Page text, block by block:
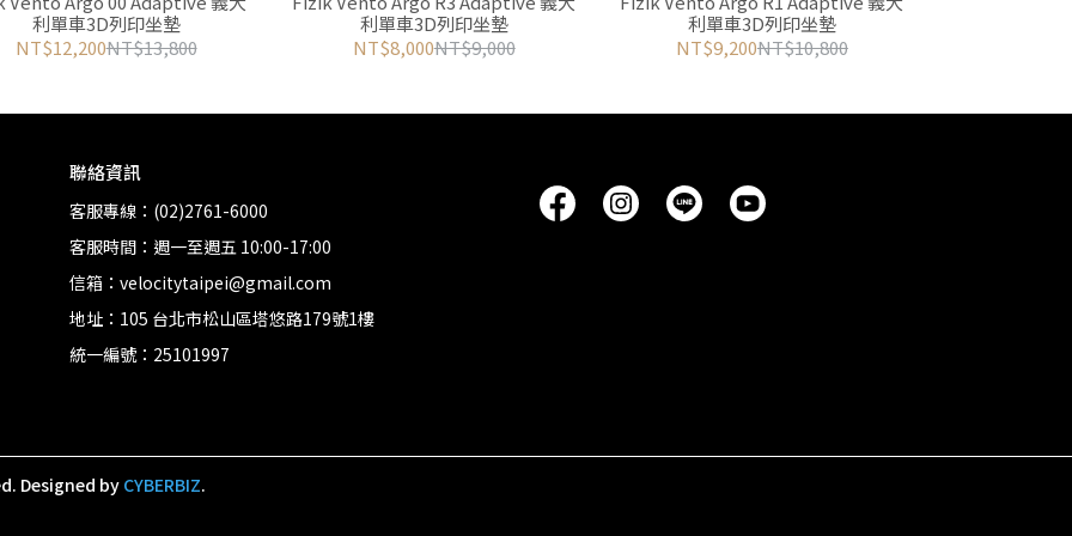
利單車3D列印坐墊
NT$12,200NT$13,800
利單車3D列印坐墊
NT$8,000NT$9,000
利單車3D列印坐墊
NT$9,200NT$10,800
聯絡資訊
客服專線：(02)2761-6000
客服時間：週一至週五 10:00-17:00
信箱：velocitytaipei@gmail.com
地址：105 台北市松山區塔悠路179號1樓
統一編號：25101997
Designed by CYBERBIZ.